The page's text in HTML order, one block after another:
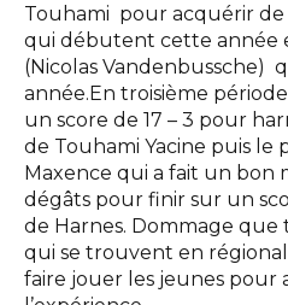
Touhami pour acquérir de
qui débutent cette année
(Nicolas Vandenbussche)
année.En troisième
un score de 17 – 3 pour
de Touhami Yacine puis le
Maxence qui a fait un bon
dégâts pour finir sur un
de Harnes. Dommage que
qui se trouvent en
faire jouer les jeunes pour